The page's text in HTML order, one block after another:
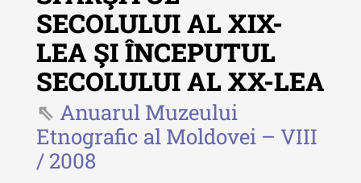
Buletinul ”Ioan Neculce” al Muzeului
de Istorie a Moldovei
Buletinul ”Ioan Neculce” al
Muzeului de Istorie a Moldovei -
XXIV / 2018
Buletinul ”Ioan Neculce” al
Muzeului de Istorie a Moldovei -
SECOLULUI AL XIX-
LEA ŞI ÎNCEPUTUL
SECOLULUI AL XX-LEA
Anuarul Muzeului
Etnografic al Moldovei – VIII
/ 2008